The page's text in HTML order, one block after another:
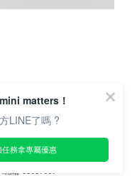
編 83689089
matters！
LINE了嗎 ?
任務拿專屬優惠